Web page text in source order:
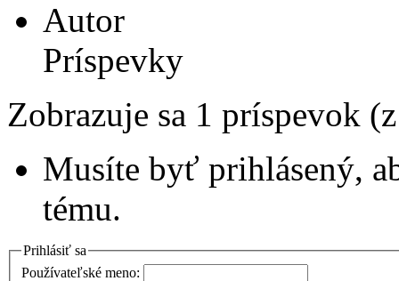
Autor
Príspevky
Zobrazuje sa 1 príspevok
Musíte byť prihlásený,
tému.
Prihlásiť sa
Používateľské meno: